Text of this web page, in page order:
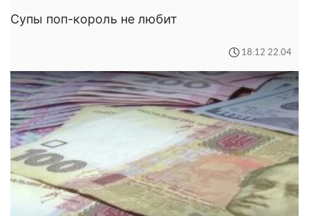
Супы поп-король не любит
18:12 22.04